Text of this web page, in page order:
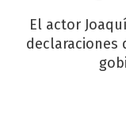
El actor
declaraciones